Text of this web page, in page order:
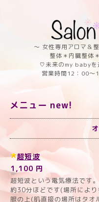
〜 女性専用アロマ＆
整体＊内臓整体
♡未来のmy babyを
営業時間12：00～
メニュー new!
超短波
1,100 円
超短波という電気療法です。
約30分ほどです(場所によ
服の上(肌直接の場所はタオ